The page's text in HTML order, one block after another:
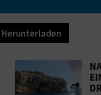
Herunterladen
entlang des
Gehen Sie auf